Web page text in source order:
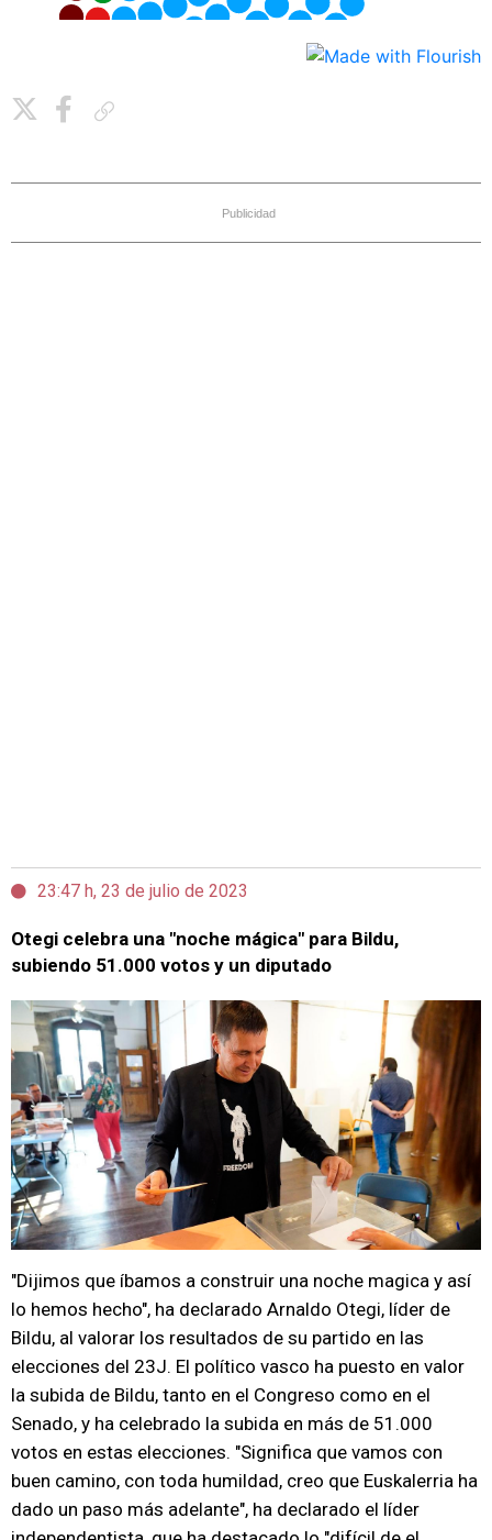
Publicidad
23:47 h, 23 de julio de 2023
Otegi celebra una "noche mágica" para Bildu,
subiendo 51.000 votos y un diputado
"Dijimos que íbamos a construir una noche magica y así
lo hemos hecho", ha declarado Arnaldo Otegi, líder de
Bildu, al valorar los resultados de su partido en las
elecciones del 23J. El político vasco ha puesto en valor
la subida de Bildu, tanto en el Congreso como en el
Senado, y ha celebrado la subida en más de 51.000
votos en estas elecciones. "Significa que vamos con
buen camino, con toda humildad, creo que Euskalerria ha
dado un paso más adelante", ha declarado el líder